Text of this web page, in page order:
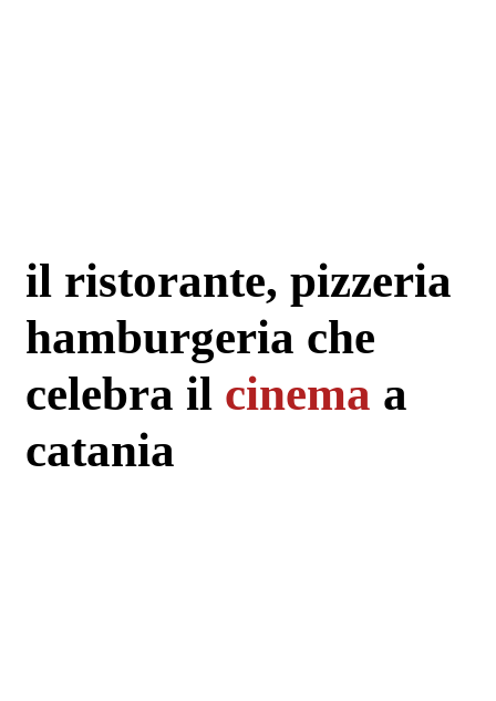
il ristorante, pizzeria
hamburgeria che
celebra il cinema a
catania